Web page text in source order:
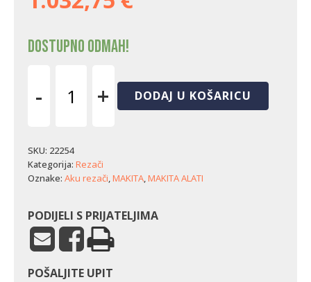
Dostupno odmah!
-
željezo
Makita
CE001GZ01
+ DODAJ U KOŠARICU
SKU: 22254
Kategorija: Rezači
Oznake: Aku rezači,MAKITA,MAKITA ALATI
PODIJELI S PRIJATELJIMA
POŠALJITE UPIT